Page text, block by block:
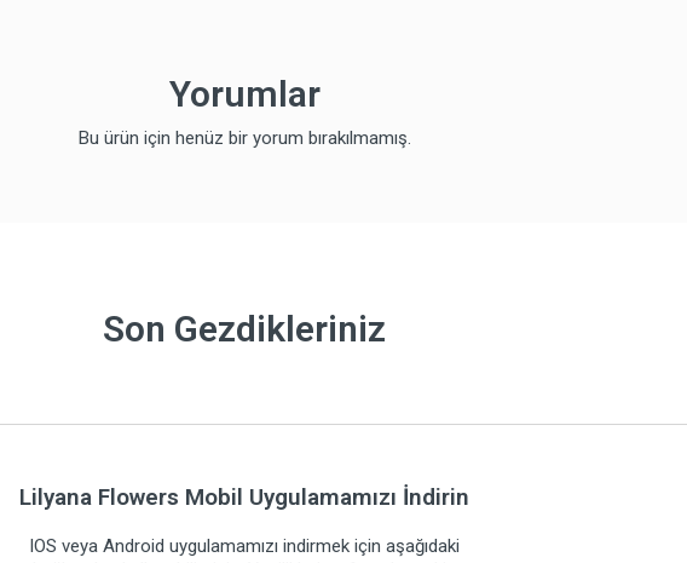
Yorumlar
Bu ürün için henüz bir yorum bırakılmamış.
Son Gezdikleriniz
Lilyana Flowers Mobil Uygulamamızı İndirin
IOS veya Android uygulamamızı indirmek için aşağıdaki